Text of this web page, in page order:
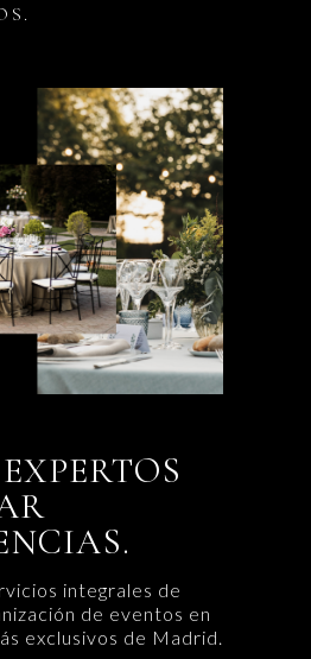
integrales de
de eventos en
exclusivos de Madrid.